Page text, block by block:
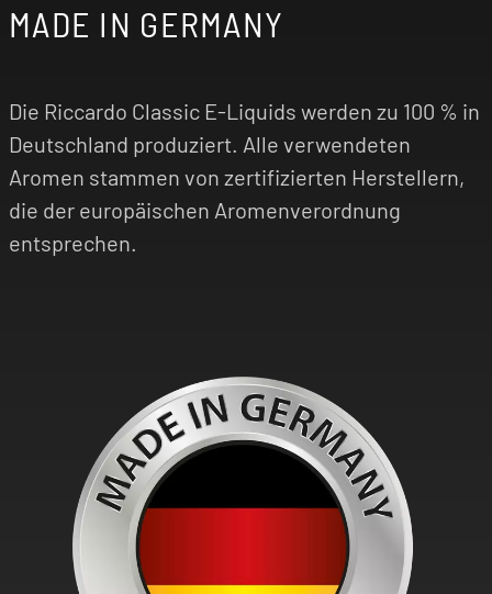
MADE IN GERMANY
Die Riccardo Classic E-Liquids werden zu 100 % in
Deutschland produziert. Alle verwendeten
Aromen stammen von zertifizierten Herstellern,
die der europäischen Aromenverordnung
entsprechen.